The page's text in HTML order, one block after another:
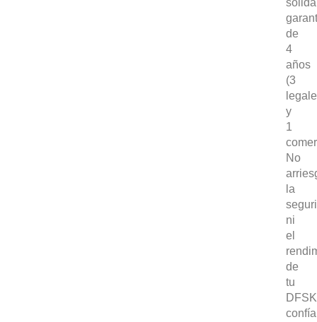
sólida
de
4
años
(3
y
1
No
la
ni
el
de
tu
confía
SOBRE DFSK